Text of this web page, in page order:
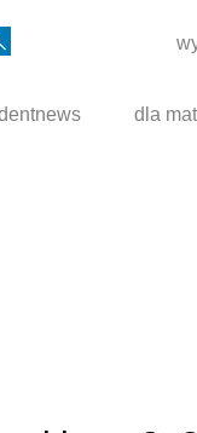
dla